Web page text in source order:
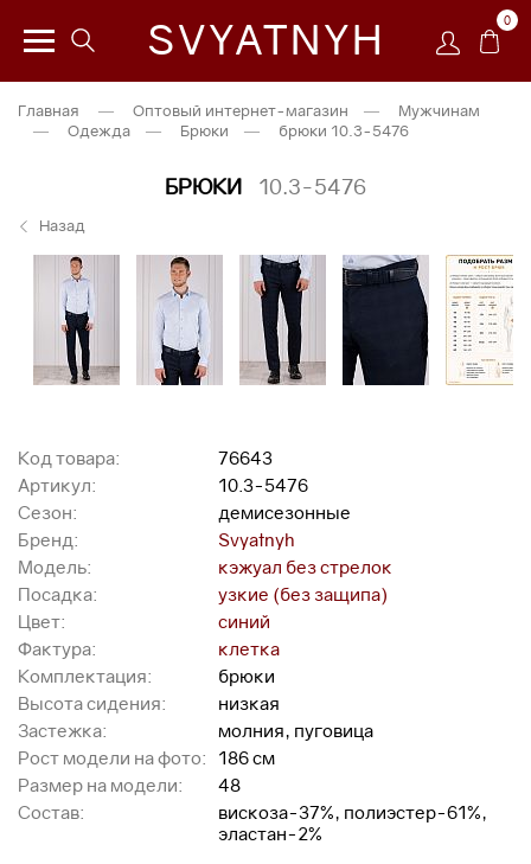
SVYATNYH 0
Главная — Оптовый интернет-магазин —
Мужчинам
—
Одежда — Брюки — брюки 10.3-5476
БРЮКИ 10.3-5476
Назад
Код товара:
76643
Артикул:
10.3-5476
Сезон:
демисезонные
Бренд:
Svyatnyh
Модель:
кэжуал без стрелок
Посадка:
узкие (без защипа)
Цвет:
синий
Фактура:
клетка
Комплектация:
брюки
Высота сидения:
низкая
Застежка:
молния, пуговица
Рост модели на фото:
186 см
Размер на модели:
48
Состав:
вискоза-37%, полиэстер-61%,
эластан-2%